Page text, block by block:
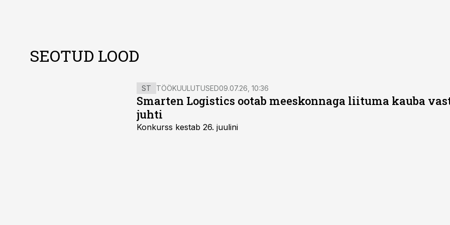
SEOTUD LOOD
ST TÖÖKUULUTUSED09.07.26, 10:36
Smarten Logistics ootab meeskonnaga liituma kauba
juhti
Konkurss kestab 26. juulini